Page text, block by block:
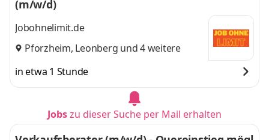
(m/w/d)
Jobohnelimit.de
Pforzheim, Leonberg und 4 weitere
in etwa 1 Stunde
Jobszu dieser Suche per Mail erhalten